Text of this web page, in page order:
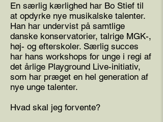
En særlig kærlighed har Bo Stief til
at opdyrke nye musikalske talenter.
Han har undervist på samtlige
danske konservatorier, talrige MGK-,
høj- og efterskoler. Særlig succes
har hans workshops for unge i regi af
det årlige Playground Live-initiativ,
som har præget en hel generation af
nye unge talenter.
Hvad skal jeg forvente?